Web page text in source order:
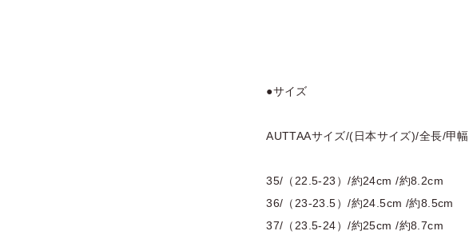
●サイズ
AUTTAAサイズ/(日本サイズ)/全長/甲幅
35/（22.5-23）/約24cm /約8.2cm
36/（23-23.5）/約24.5cm /約8.5cm
37/（23.5-24）/約25cm /約8.7cm